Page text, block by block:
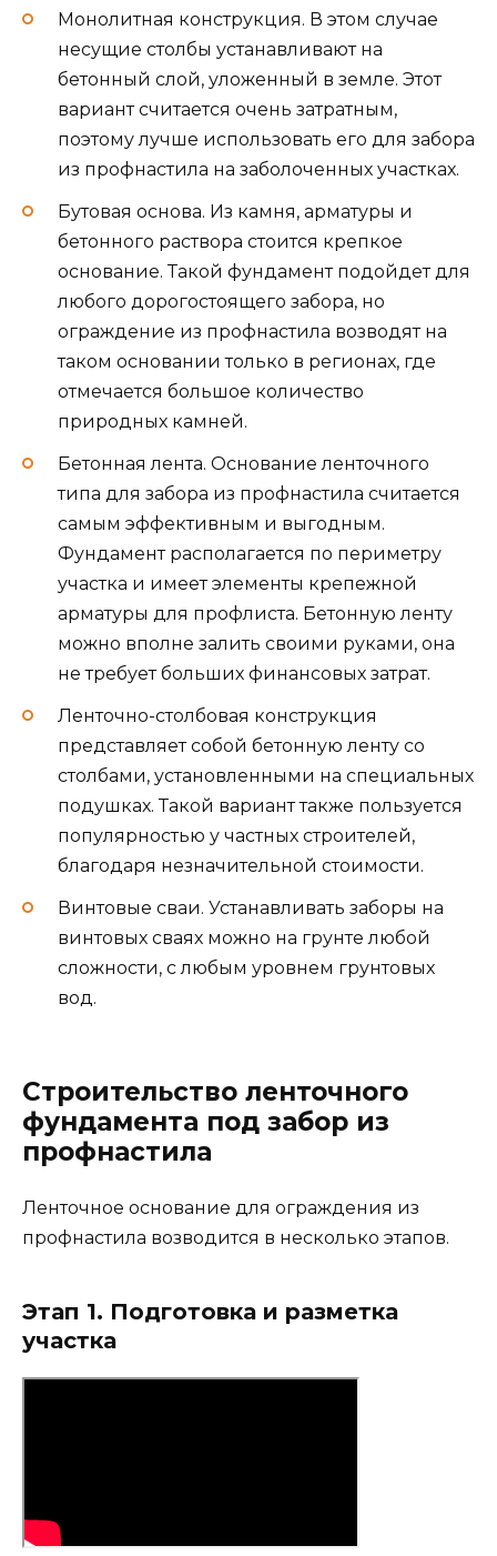
Монолитная конструкция. В этом случае
несущие столбы устанавливают на
бетонный слой, уложенный в земле. Этот
вариант считается очень затратным,
поэтому лучше использовать его для забора
из профнастила на заболоченных участках.
Бутовая основа. Из камня, арматуры и
бетонного раствора стоится крепкое
основание. Такой фундамент подойдет для
любого дорогостоящего забора, но
ограждение из профнастила возводят на
таком основании только в регионах, где
отмечается большое количество
природных камней.
Бетонная лента. Основание ленточного
типа для забора из профнастила считается
самым эффективным и выгодным.
Фундамент располагается по периметру
участка и имеет элементы крепежной
арматуры для профлиста. Бетонную ленту
можно вполне залить своими руками, она
не требует больших финансовых затрат.
Ленточно-столбовая конструкция
представляет собой бетонную ленту со
столбами, установленными на специальных
подушках. Такой вариант также пользуется
популярностью у частных строителей,
благодаря незначительной стоимости.
Винтовые сваи. Устанавливать заборы на
винтовых сваях можно на грунте любой
сложности, с любым уровнем грунтовых
вод.
Строительство ленточного
фундамента под забор из
профнастила
Ленточное основание для ограждения из
профнастила возводится в несколько этапов.
Этап 1. Подготовка и разметка
участка